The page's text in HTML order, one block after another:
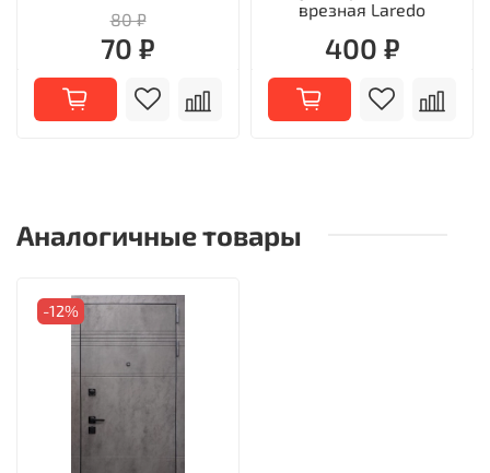
80 ₽
70 ₽
врезная Laredo
400 ₽
Аналогичные товары
-12%